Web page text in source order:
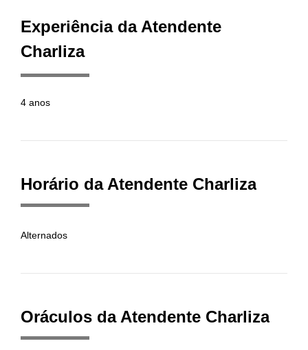
Experiência da Atendente
Charliza
4 anos
Horário da Atendente Charliza
Alternados
Oráculos da Atendente Charliza